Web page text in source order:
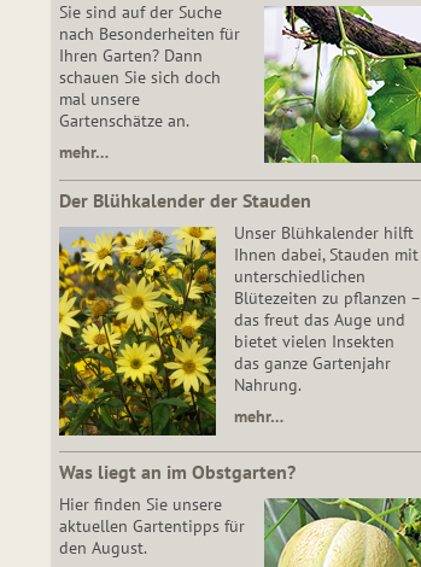
Sie sind auf der Suche
nach Besonderheiten für
Ihren Garten? Dann
schauen Sie sich doch
mal unsere
Gartenschätze an.
mehr…
Der Blühkalender der Stauden
Unser Blühkalender hilft
Ihnen dabei, Stauden mit
unterschiedlichen
Blütezeiten zu pflanzen –
das freut das Auge und
bietet vielen Insekten
das ganze Gartenjahr
Nahrung.
mehr…
Was liegt an im Obstgarten?
Hier finden Sie unsere
aktuellen Gartentipps für
den August.